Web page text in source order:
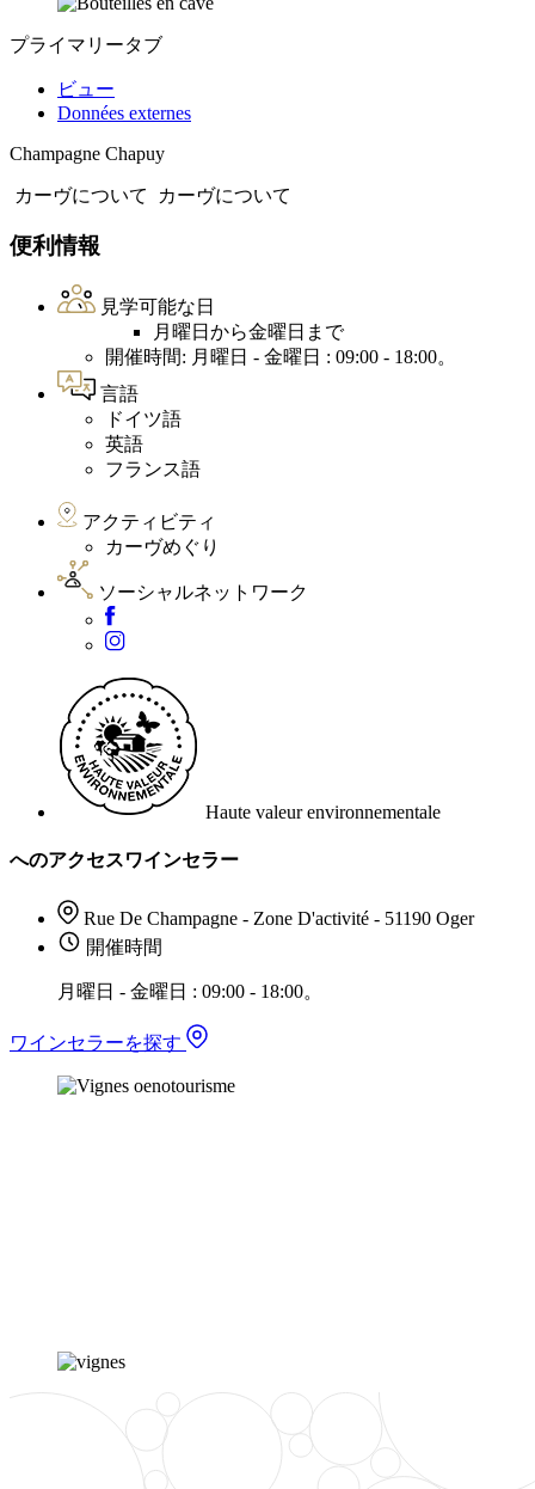
プライマリータブ
ビュー
Données externes
Champagne Chapuy
カーヴについて カーヴについて
便利情報
見学可能な日
月曜日から金曜日まで
開催時間: 月曜日 - 金曜日 : 09:00 - 18:00。
言語
ドイツ語
英語
フランス語
アクティビティ
カーヴめぐり
ソーシャルネットワーク
Haute valeur environnementale
へのアクセスワインセラー
Rue De Champagne - Zone D'activité - 51190 Oger
開催時間
月曜日 - 金曜日 : 09:00 - 18:00。
ワインセラーを探す